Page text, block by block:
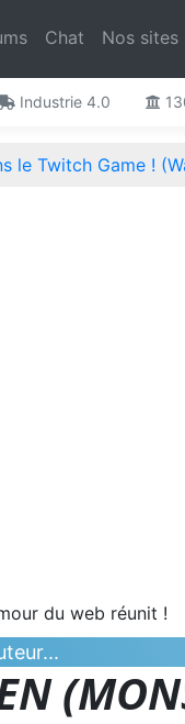
Chat Nos sites
Industrie 4.0
le Twitch Game !
du web réunit !